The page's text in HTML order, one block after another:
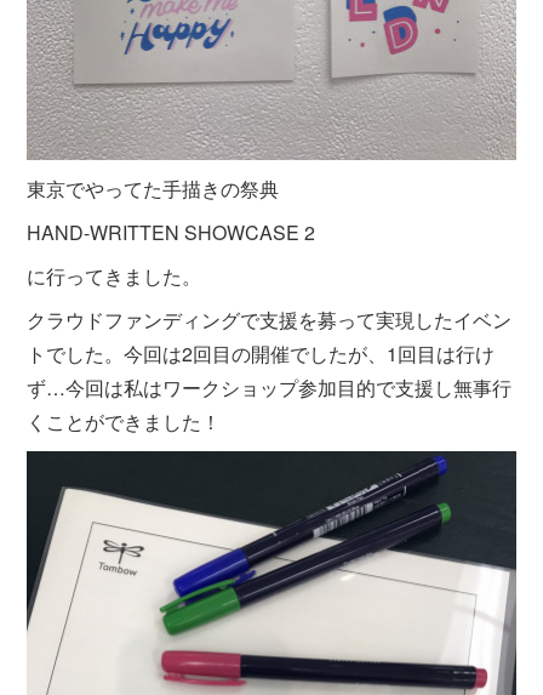
東京でやってた手描きの祭典
HAND-WRITTEN SHOWCASE 2
に行ってきました。
クラウドファンディングで支援を募って実現したイベン
トでした。今回は2回目の開催でしたが、1回目は行け
ず…今回は私はワークショップ参加目的で支援し無事行
くことができました！